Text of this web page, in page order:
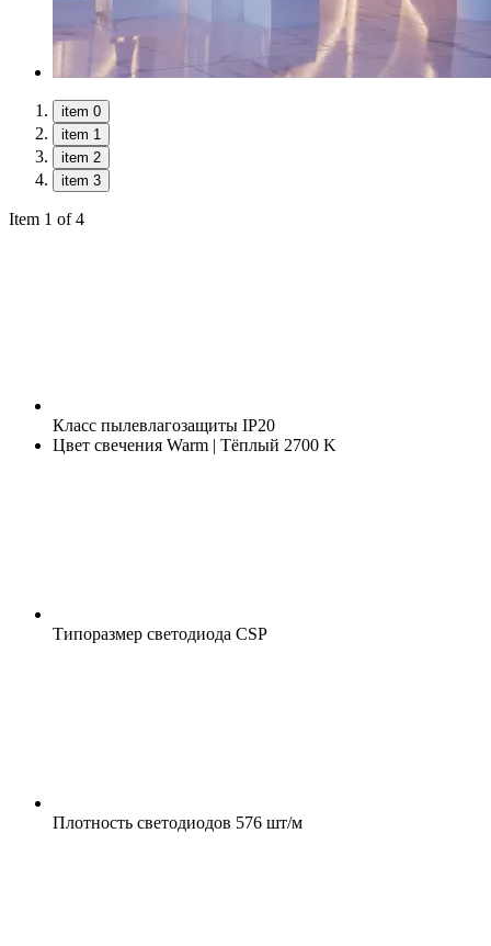
item 0
item 1
item 2
item 3
Item 1 of 4
Класс пылевлагозащиты IP20
Цвет свечения Warm | Тёплый 2700 K
Типоразмер светодиода CSP
Плотность светодиодов 576 шт/м